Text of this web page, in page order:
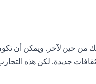
من حين لآخر. ويمكن أن
جديدة. لكن هذه التجارب